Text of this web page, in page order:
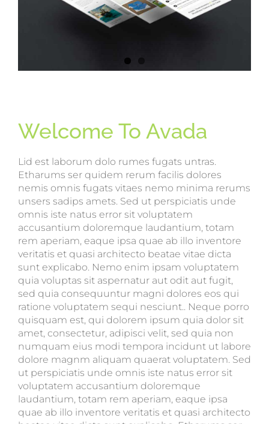
Welcome To Avada
Lid est laborum dolo rumes fugats untras.
Etharums ser quidem rerum facilis dolores
nemis omnis fugats vitaes nemo minima rerums
unsers sadips amets. Sed ut perspiciatis unde
omnis iste natus error sit voluptatem
accusantium doloremque laudantium, totam
rem aperiam, eaque ipsa quae ab illo inventore
veritatis et quasi architecto beatae vitae dicta
sunt explicabo. Nemo enim ipsam voluptatem
quia voluptas sit aspernatur aut odit aut fugit,
sed quia consequuntur magni dolores eos qui
ratione voluptatem sequi nesciunt.. Neque porro
quisquam est, qui dolorem ipsum quia dolor sit
amet, consectetur, adipisci velit, sed quia non
numquam eius modi tempora incidunt ut labore
dolore magnm aliquam quaerat voluptatem. Sed
ut perspiciatis unde omnis iste natus error sit
voluptatem accusantium doloremque
laudantium, totam rem aperiam, eaque ipsa
quae ab illo inventore veritatis et quasi architecto